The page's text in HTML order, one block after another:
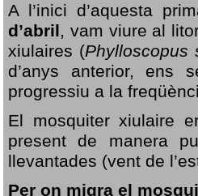
A l’inici d’aquesta
d’abril, vam viure al
xiulaires (Phylloscopus
d’anys anterior, ens
progressiu a la
El mosquiter xiulaire
present de manera
llevantades (vent de
Per on migra el